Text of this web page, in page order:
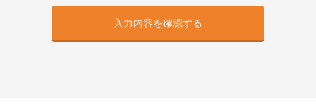
入力内容を確認する